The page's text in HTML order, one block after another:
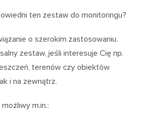
ten zestaw do monitoringu?
o szerokim zastosowaniu.
zestaw, jeśli interesuje Cię np.
terenów czy obiektów
i na zewnątrz.
m.in.: